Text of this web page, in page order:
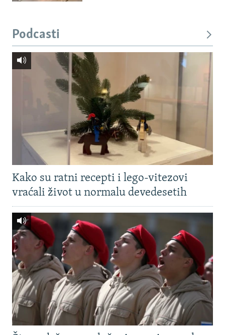
Podcasti
Kako su ratni recepti i lego-vitezovi
vraćali život u normalu devedesetih